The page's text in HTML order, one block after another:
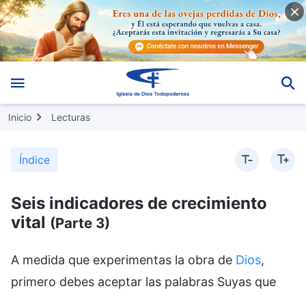
Inicio Lecturas
Índice
Seis indicadores de crecimiento
vital (Parte 3)
A medida que experimentas la obra de Dios,
primero debes aceptar las palabras Suyas que